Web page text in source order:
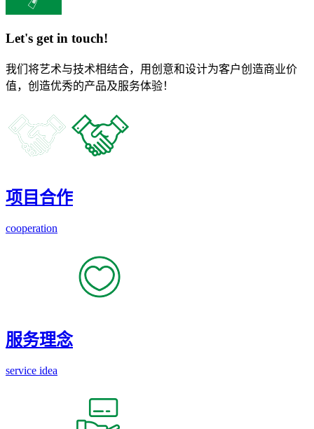
Let's get in touch!
我们将艺术与技术相结合，用创意和设计为客户创造商业价
值，创造优秀的产品及服务体验！
项目合作
cooperation
服务理念
service idea